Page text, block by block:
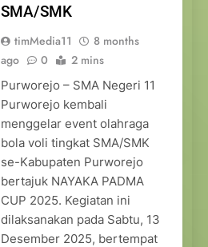
SMA/SMK
timMedia11
8 months
ago
0 2 mins
Purworejo – SMA Negeri 11
Purworejo kembali
menggelar event olahraga
bola voli tingkat SMA/SMK
se-Kabupaten Purworejo
bertajuk NAYAKA PADMA
CUP 2025. Kegiatan ini
dilaksanakan pada Sabtu, 13
Desember 2025, bertempat